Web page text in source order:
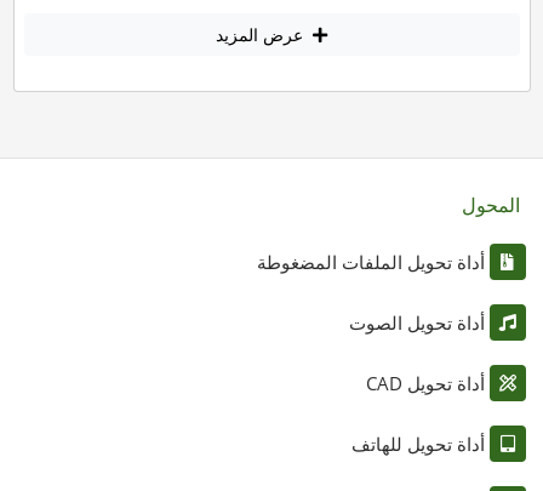
عرض المزيد
المحول
أداة تحويل الملفات المضغوطة
أداة تحويل الصوت
أداة تحويل CAD
أداة تحويل للهاتف